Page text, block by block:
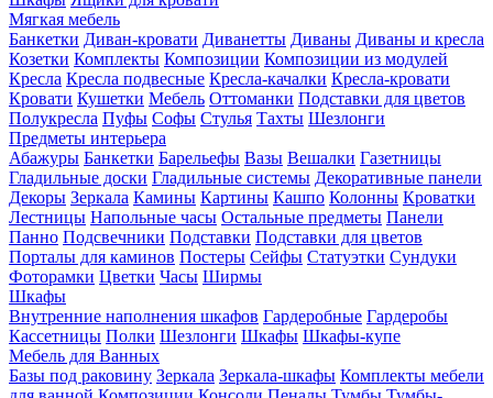
Мягкая мебель
Банкетки Диван-кровати Диванетты Диваны Диваны и кресла
Козетки Комплекты Композиции Композиции из модулей
Кресла Кресла подвесные Кресла-качалки Кресла-кровати
Кровати Кушетки Мебель Оттоманки Подставки для цветов
Полукресла Пуфы Софы Стулья Тахты Шезлонги
Предметы интерьера
Абажуры Банкетки Барельефы Вазы Вешалки Газетницы
Гладильные доски Гладильные системы Декоративные панели
Декоры Зеркала Камины Картины Кашпо Колонны Кроватки
Лестницы Напольные часы Остальные предметы Панели
Панно Подсвечники Подставки Подставки для цветов
Порталы для каминов Постеры Сейфы Статуэтки Сундуки
Фоторамки Цветки Часы Ширмы
Шкафы
Внутренние наполнения шкафов Гардеробные Гардеробы
Кассетницы Полки Шезлонги Шкафы Шкафы-купе
Мебель для Ванных
Базы под раковину Зеркала Зеркала-шкафы Комплекты мебели